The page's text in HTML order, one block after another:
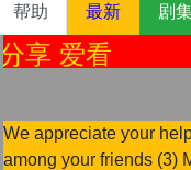
帮助 最新 剧
爱看
We appreciate your
among your friends (3)